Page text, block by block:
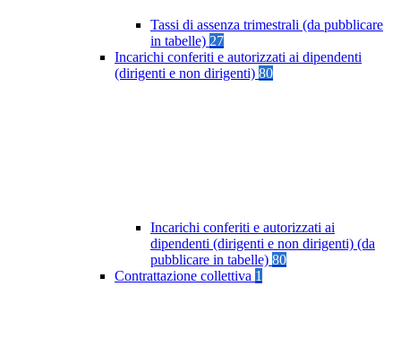
Tassi di assenza trimestrali (da pubblicare
in tabelle) 27
Incarichi conferiti e autorizzati ai dipendenti
(dirigenti e non dirigenti) 80
Incarichi conferiti e autorizzati ai
dipendenti (dirigenti e non dirigenti) (da
pubblicare in tabelle) 80
Contrattazione collettiva 1